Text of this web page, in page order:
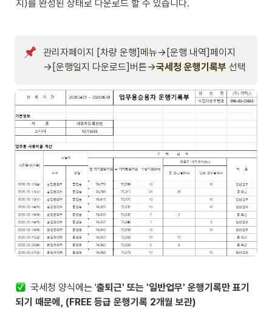
지)를 완성된 상태로 다운로드 할 수 있습니다.
관리자페이지 [차량 운행]메뉴→[운행 내역]페이지
→[운행일지 다운로드]버튼→국세청 운행기록부 선택
국세청 양식에는 '출퇴근' 또는 '일반업무' 운행기록만 표기
되기 때문에, (FREE 등급 운행기록 2개월 보관)